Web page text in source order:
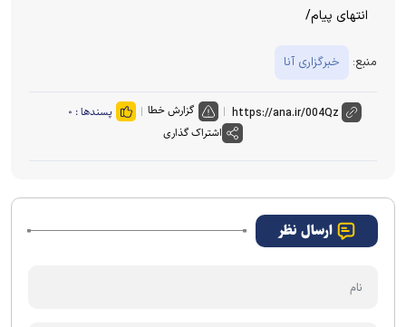
انتهای پیام/
منبع: خبرگزاری آنا
گزارش خطا پسندها : ۰
اشتراک گذاری
ارسال نظر